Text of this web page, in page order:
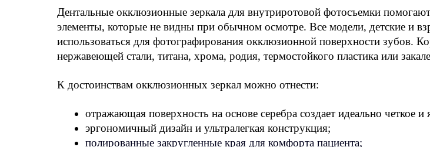
Дентальные окклюзионные зеркала для внутриротовой фотосъемки
элементы, которые не видны при обычном осмотре. Все модели, детские и
использоваться для фотографирования окклюзионной поверхности зубов.
нержавеющей стали, титана, хрома, родия, термостойкого пластика или
К достоинствам окклюзионных зеркал можно отнести:
отражающая поверхность на основе серебра создает идеально четкое
эргономичный дизайн и ультралегкая конструкция;
полированные закругленные края для комфорта пациента;